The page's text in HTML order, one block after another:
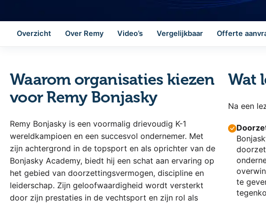
Overzicht Over Remy Video’s Vergelijkbaar Offerte
Waarom organisaties kiezen
voor Remy Bonjasky
Remy Bonjasky is een voormalig drievoudig K-1
wereldkampioen en een succesvol ondernemer. Met
zijn achtergrond in de topsport en als oprichter van de
Bonjasky Academy, biedt hij een schat aan ervaring op
het gebied van doorzettingsvermogen, discipline en
leiderschap. Zijn geloofwaardigheid wordt versterkt
door zijn prestaties in de vechtsport en zijn rol als
Wat
Na een
te